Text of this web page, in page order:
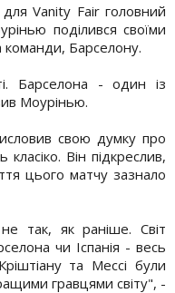
для Vanity Fair головний
поділився своїми
команди, Барселону.
Барселона - один із
Моурінью.
свою думку про
класіко. Він підкреслив,
цього матчу зазнало
так, як раніше. Світ
чи Іспанія - весь
та Мессі були
гравцями світу", -